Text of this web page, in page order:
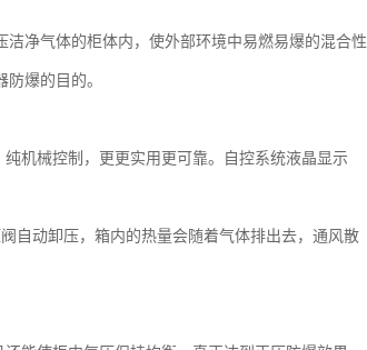
净气体的柜体内，使外部环境中易燃易爆的混合性
爆的目的。
机械控制，更更实用更可靠。自控系统液晶显示
自动卸压，箱内的热量会随着气体排出去，通风散